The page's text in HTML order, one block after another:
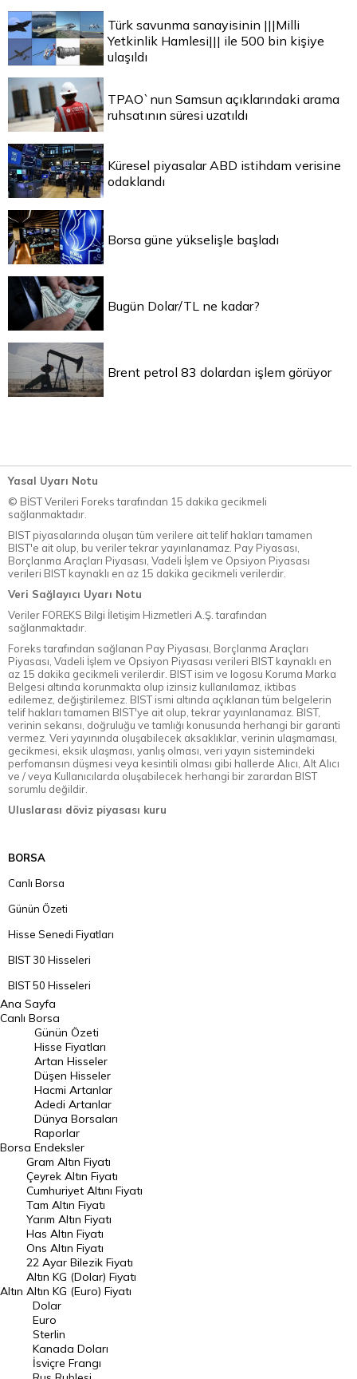
Türk savunma sanayisinin |||Milli
Yetkinlik Hamlesi||| ile 500 bin kişiye
ulaşıldı
TPAO`nun Samsun açıklarındaki arama
ruhsatının süresi uzatıldı
Küresel piyasalar ABD istihdam verisine
odaklandı
Borsa güne yükselişle başladı
Bugün Dolar/TL ne kadar?
Brent petrol 83 dolardan işlem görüyor
Yasal Uyarı Notu
© BİST Verileri Foreks tarafından 15 dakika gecikmeli
sağlanmaktadır.
BIST piyasalarında oluşan tüm verilere ait telif hakları tamamen
BIST'e ait olup, bu veriler tekrar yayınlanamaz. Pay Piyasası,
Borçlanma Araçları Piyasası, Vadeli İşlem ve Opsiyon Piyasası
verileri BIST kaynaklı en az 15 dakika gecikmeli verilerdir.
Veri Sağlayıcı Uyarı Notu
Veriler FOREKS Bilgi İletişim Hizmetleri A.Ş. tarafından
sağlanmaktadır.
Foreks tarafından sağlanan Pay Piyasası, Borçlanma Araçları
Piyasası, Vadeli İşlem ve Opsiyon Piyasası verileri BIST kaynaklı en
az 15 dakika gecikmeli verilerdir. BIST isim ve logosu Koruma Marka
Belgesi altında korunmakta olup izinsiz kullanılamaz, iktibas
edilemez, değiştirilemez. BIST ismi altında açıklanan tüm belgelerin
telif hakları tamamen BIST'ye ait olup, tekrar yayınlanamaz. BIST,
verinin sekansı, doğruluğu ve tamlığı konusunda herhangi bir garanti
vermez. Veri yayınında oluşabilecek aksaklıklar, verinin ulaşmaması,
gecikmesi, eksik ulaşması, yanlış olması, veri yayın sistemindeki
perfomansın düşmesi veya kesintili olması gibi hallerde Alıcı, Alt Alıcı
ve / veya Kullanıcılarda oluşabilecek herhangi bir zarardan BIST
sorumlu değildir.
Uluslarası döviz piyasası kuru
BORSA
Canlı Borsa
Günün Özeti
Hisse Senedi Fiyatları
BIST 30 Hisseleri
BIST 50 Hisseleri
BIST 100 Hisseleri
En Çok Artan Hisseler
En Çok Düşen Hisseler
Hacmi Artanlar
Geçmiş Kapanışlar
Dünya Borsaları
Raporlar
Endeksler
DÖVİZ
Döviz Kuru
Dolar Kuru
Euro Kuru
Pound Kuru
Frank Kuru
Ana Sayfa
Canlı Borsa
Borsa
Günün Özeti
Hisse Fiyatları
Artan Hisseler
Düşen Hisseler
Hacmi Artanlar
Adedi Artanlar
Dünya Borsaları
Raporlar
Endeksler
Altın
Gram Altın Fiyatı
Çeyrek Altın Fiyatı
Cumhuriyet Altını Fiyatı
Tam Altın Fiyatı
Yarım Altın Fiyatı
Has Altın Fiyatı
Ons Altın Fiyatı
22 Ayar Bilezik Fiyatı
Altın KG (Dolar) Fiyatı
Altın KG (Euro) Fiyatı
Dolar
Euro
Sterlin
Kanada Doları
İsviçre Frangı